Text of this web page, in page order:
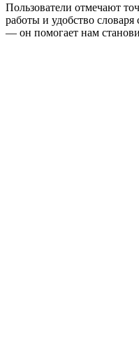
Пользователи отмечают
работы и удобство
— он помогает нам